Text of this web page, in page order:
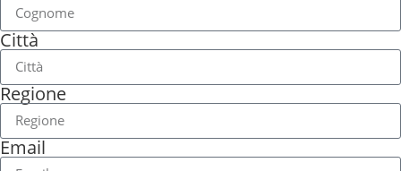
Città
Regione
Email